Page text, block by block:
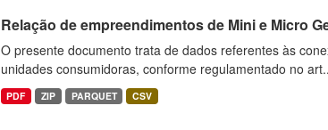
Relação de empreendimentos de Mini e Micro
O presente documento trata de dados referentes às
unidades consumidoras, conforme regulamentado no
PDF ZIP PARQUET CSV